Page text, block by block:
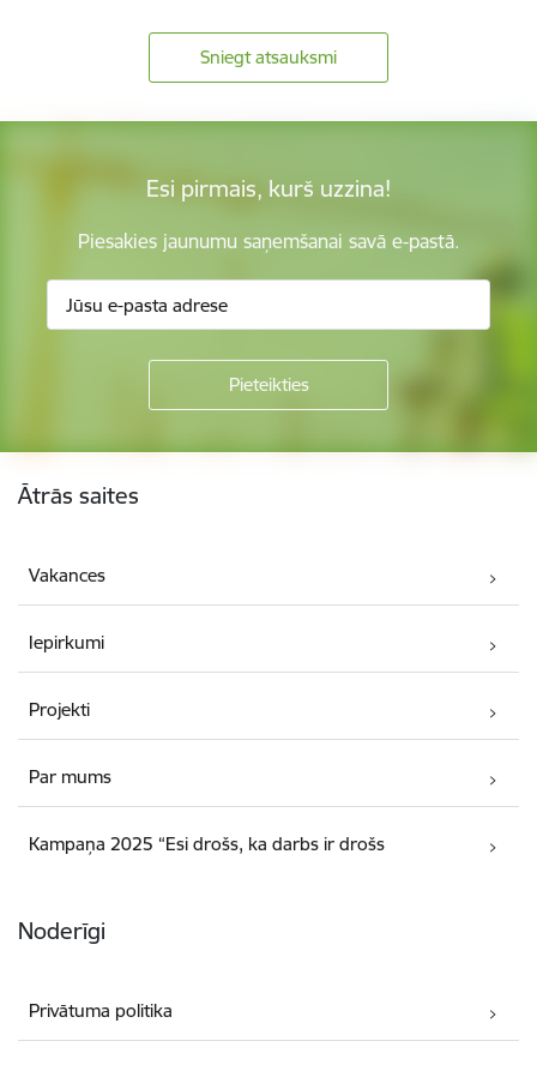
Sniegt atsauksmi
Esi pirmais, kurš uzzina!
Piesakies jaunumu saņemšanai savā e-pastā.
Ātrās saites
Vakances
Iepirkumi
Projekti
Par mums
Kampaņa 2025 “Esi drošs, ka darbs ir drošs
Noderīgi
Privātuma politika